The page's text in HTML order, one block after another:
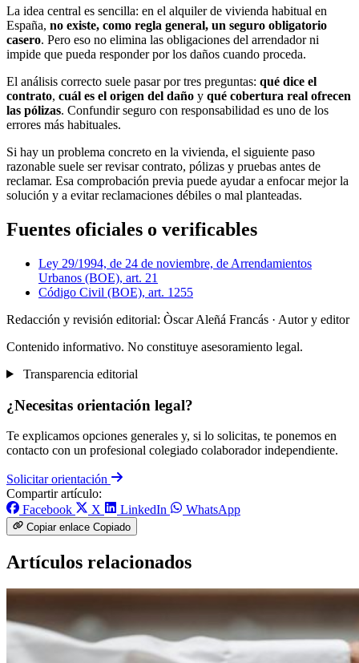
La idea central es sencilla: en el alquiler de vivienda habitual en
España, no existe, como regla general, un seguro obligatorio
casero. Pero eso no elimina las obligaciones del arrendador ni
impide que pueda responder por los daños cuando proceda.
El análisis correcto suele pasar por tres preguntas: qué dice el
contrato, cuál es el origen del daño y qué cobertura real ofrecen
las pólizas. Confundir seguro con responsabilidad es uno de los
errores más habituales.
Si hay un problema concreto en la vivienda, el siguiente paso
razonable suele ser revisar contrato, pólizas y pruebas antes de
reclamar. Esa comprobación previa puede ayudar a enfocar mejor la
solución y a evitar reclamaciones débiles o mal planteadas.
Fuentes oficiales o verificables
Ley 29/1994, de 24 de noviembre, de Arrendamientos
Urbanos (BOE), art. 21
Código Civil (BOE), art. 1255
Redacción y revisión editorial: Òscar Aleñá Francás · Autor y editor
Contenido informativo. No constituye asesoramiento legal.
Transparencia editorial
¿Necesitas orientación legal?
Te explicamos opciones generales y, si lo solicitas, te ponemos en
contacto con un profesional colegiado colaborador independiente.
Solicitar orientación
Compartir artículo:
Facebook
X LinkedIn WhatsApp
Copiar enlace Copiado
Artículos relacionados